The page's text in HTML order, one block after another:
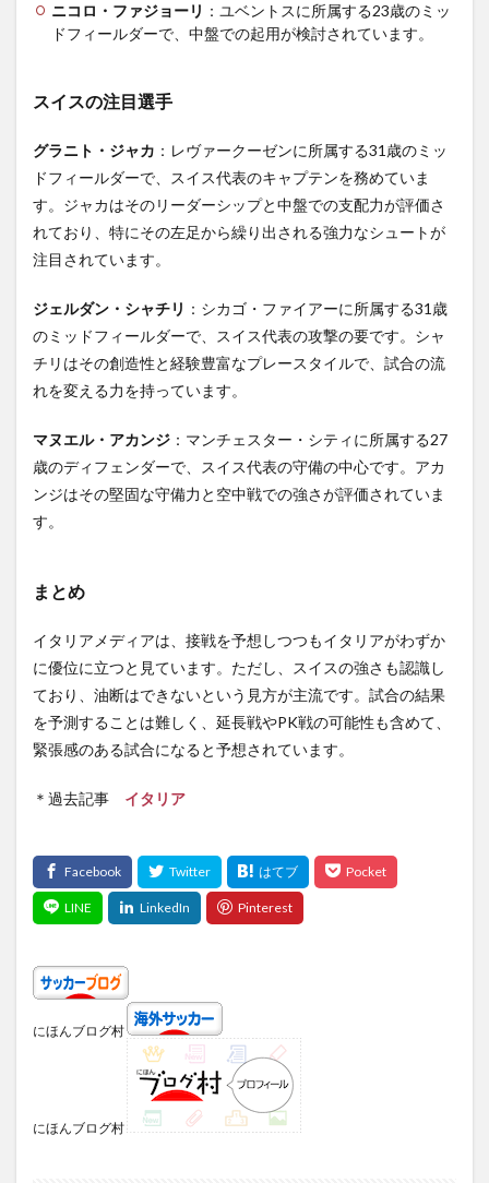
ニコロ・ファジョーリ ：ユベントスに所属する23歳のミッ
ドフィールダーで、中盤での起用が検討されています。
スイスの注目選手
グラニト・ジャカ ：レヴァークーゼンに所属する31歳のミッ
ドフィールダーで、スイス代表のキャプテンを務めていま
す。ジャカはそのリーダーシップと中盤での支配力が評価さ
れており、特にその左足から繰り出される強力なシュートが
注目されています。
ジェルダン・シャチリ ：シカゴ・ファイアーに所属する31歳
のミッドフィールダーで、スイス代表の攻撃の要です。シャ
チリはその創造性と経験豊富なプレースタイルで、試合の流
れを変える力を持っています。
マヌエル・アカンジ ：マンチェスター・シティに所属する27
歳のディフェンダーで、スイス代表の守備の中心です。アカ
ンジはその堅固な守備力と空中戦での強さが評価されていま
す。
まとめ
イタリアメディアは、接戦を予想しつつもイタリアがわずか
に優位に立つと見ています。ただし、スイスの強さも認識し
ており、油断はできないという見方が主流です。試合の結果
を予測することは難しく、延長戦やPK戦の可能性も含めて、
緊張感のある試合になると予想されています。
＊過去記事 イタリア
にほんブログ村
にほんブログ村